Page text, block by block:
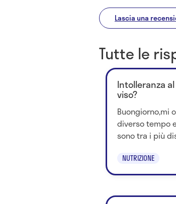
Lascia una
Tutte le
Intolleranza
viso?
Buongiorno,mi
diverso tempo
sono tra i più
NUTRIZIONE